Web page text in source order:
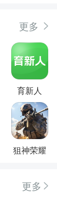
更多
育新人
狙神荣耀
更多